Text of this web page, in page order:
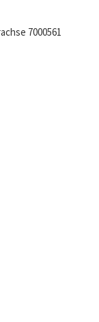
7000561